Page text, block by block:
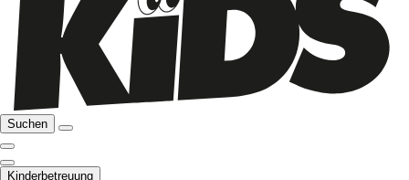
Suchen
Kinderbetreuung